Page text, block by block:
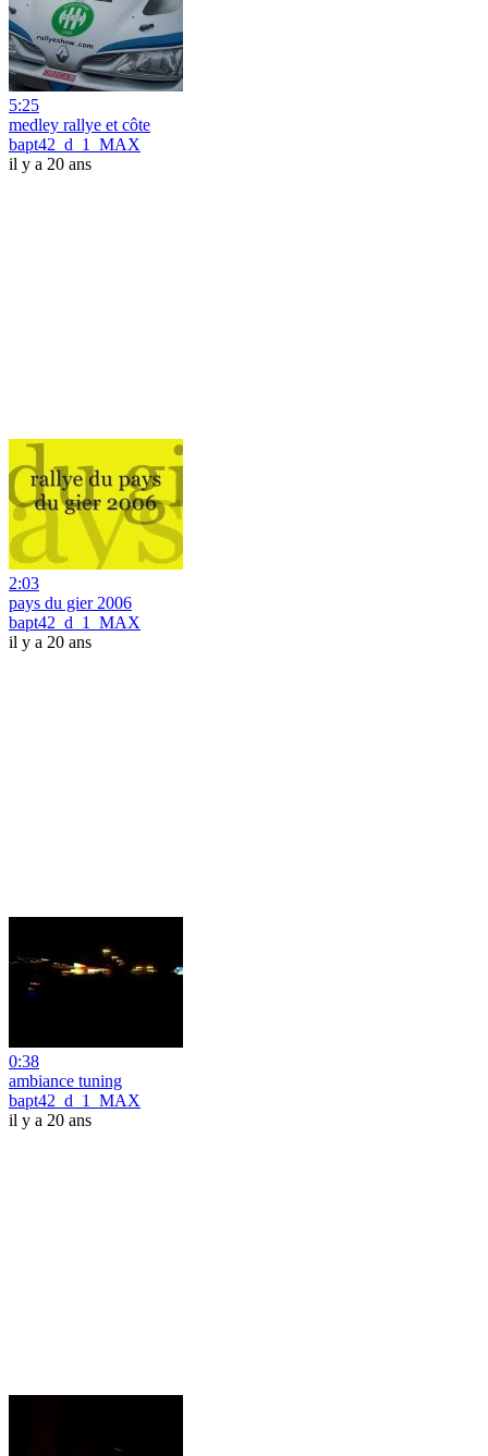
5:25
medley rallye et côte
bapt42_d_1_MAX
il y a 20 ans
2:03
pays du gier 2006
bapt42_d_1_MAX
il y a 20 ans
0:38
ambiance tuning
bapt42_d_1_MAX
il y a 20 ans